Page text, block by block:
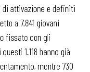
attivazione e definiti
a 7.841 giovani
fissato con gli
1.118 hanno già
mentre 730